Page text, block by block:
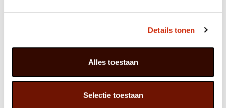
Details tonen
Alles toestaan
Selectie toestaan
GROUP
HOME WEBSHOP